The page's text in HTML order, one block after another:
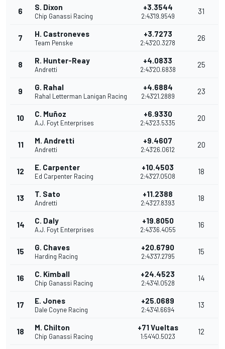
6 S. Dixon
Chip Ganassi Racing
+3.3544
2:43'19.9549
31
7 H. Castroneves
Team Penske
+3.7273
2:43'20.3278
26
8 R. Hunter-Reay
Andretti
+4.0833
2:43'20.6838
25
9 G. Rahal
Rahal Letterman Lanigan Racing
+4.6884
2:43'21.2889
23
10 C. Muñoz
A.J. Foyt Enterprises
+6.9330
2:43'23.5335
20
11 M. Andretti
Andretti
+9.4607
2:43'26.0612
20
12 E. Carpenter
Ed Carpenter Racing
+10.4503
2:43'27.0508
18
13 T. Sato
Andretti
+11.2388
2:43'27.8393
18
14 C. Daly
A.J. Foyt Enterprises
+19.8050
2:43'36.4055
16
15 G. Chaves
Harding Racing
+20.6790
2:43'37.2795
15
16 C. Kimball
Chip Ganassi Racing
+24.4523
2:43'41.0528
14
17 E. Jones
Dale Coyne Racing
+25.0689
2:43'41.6694
13
18 M. Chilton
Chip Ganassi Racing
+71 Vueltas
1:54'40.5023
12